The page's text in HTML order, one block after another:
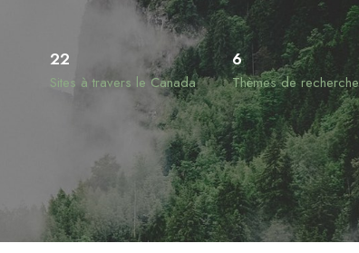
22
Sites à travers le Canada
6
Thèmes de recherche